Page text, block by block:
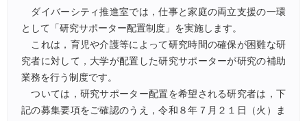
ダイバーシティ推進室では，仕事と家庭の両立支援の一環
として「研究サポーター配置制度」を実施します。
これは，育児や介護等によって研究時間の確保が困難な研
究者に対して，大学が配置した研究サポーターが研究の補助
業務を行う制度です。
ついては，研究サポーター配置を希望される研究者は，下
記の募集要項をご確認のうえ，令和８年７月２１日（火）ま